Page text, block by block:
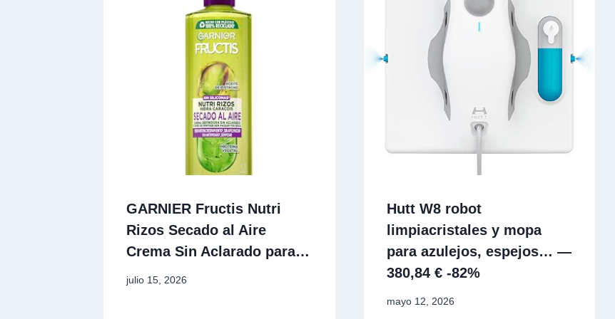
GARNIER Fructis Nutri
Rizos Secado al Aire
Crema Sin Aclarado para…
julio 15, 2026
Hutt W8 robot
limpiacristales y mopa
para azulejos, espejos… —
380,84 € -82%
mayo 12, 2026